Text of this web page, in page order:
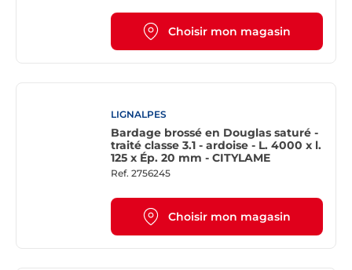
Choisir mon magasin
LIGNALPES
Bardage brossé en Douglas saturé -
traité classe 3.1 - ardoise - L. 4000 x l.
125 x Ép. 20 mm - CITYLAME
Ref. 2756245
Choisir mon magasin